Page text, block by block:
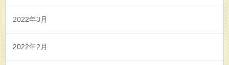
2022年3月
2022年2月